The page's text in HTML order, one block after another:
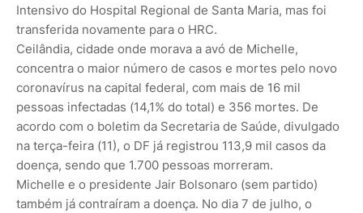
Intensivo do Hospital Regional de Santa Maria, mas foi
transferida novamente para o HRC.
Ceilândia, cidade onde morava a avó de Michelle,
concentra o maior número de casos e mortes pelo novo
coronavírus na capital federal, com mais de 16 mil
pessoas infectadas (14,1% do total) e 356 mortes. De
acordo com o boletim da Secretaria de Saúde, divulgado
na terça-feira (11), o DF já registrou 113,9 mil casos da
doença, sendo que 1.700 pessoas morreram.
Michelle e o presidente Jair Bolsonaro (sem partido)
também já contraíram a doença. No dia 7 de julho, o